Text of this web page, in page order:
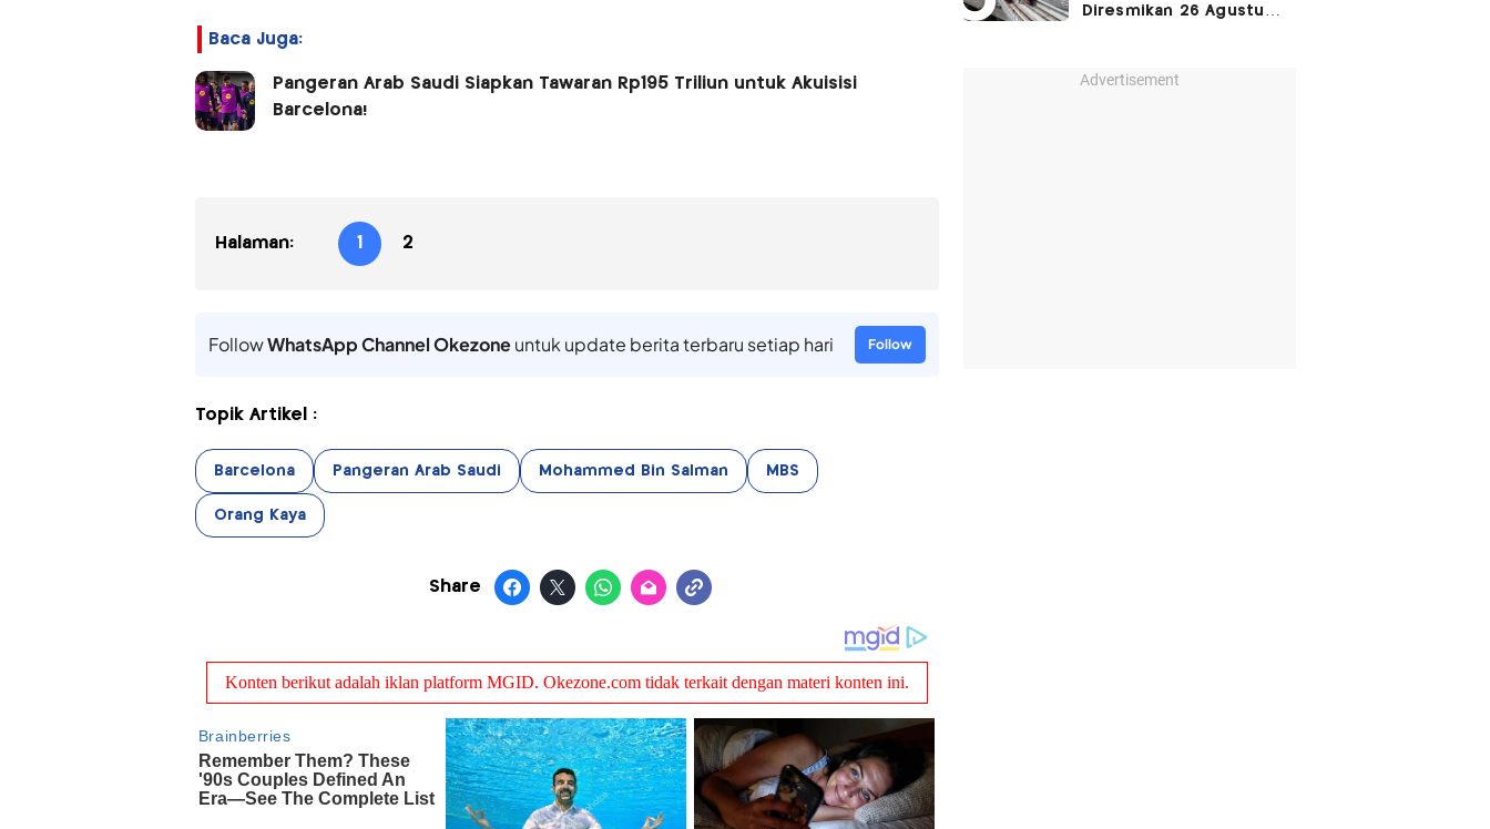
Baca Juga:
Pangeran Arab Saudi Siapkan Tawaran Rp195 Triliun untuk Akuisisi
Barcelona!
Halaman: 1 2
FollowWhatsApp Channel Okezoneuntuk update berita terbaru setiap hari Follow
Topik Artikel :
Barcelona Pangeran Arab Saudi Mohammed Bin Salman MBS
Orang Kaya
Share
Diresmikan 26 Agustus
Advertisement